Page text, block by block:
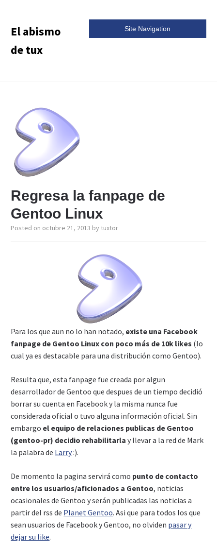
El abismo
de tux
Site Navigation
Regresa la fanpage de
Gentoo Linux
Posted on octubre 21, 2013 by tuxtor
Para los que aun no lo han notado, existe una Facebook
fanpage de Gentoo Linux con poco más de 10k likes (lo
cual ya es destacable para una distribución como Gentoo).
Resulta que, esta fanpage fue creada por algun
desarrollador de Gentoo que despues de un tiempo decidió
borrar su cuenta en Facebook y la misma nunca fue
considerada oficial o tuvo alguna información oficial. Sin
embargo el equipo de relaciones publicas de Gentoo
(gentoo-pr) decidio rehabilitarla y llevar a la red de Mark
la palabra de Larry:).
De momento la pagina servirá como punto de contacto
entre los usuarios/aficionados a Gentoo, noticias
ocasionales de Gentoo y serán publicadas las noticias a
partir del rss de Planet Gentoo. Asi que para todos los que
sean usuarios de Facebook y Gentoo, no olviden pasar y
dejar su like.